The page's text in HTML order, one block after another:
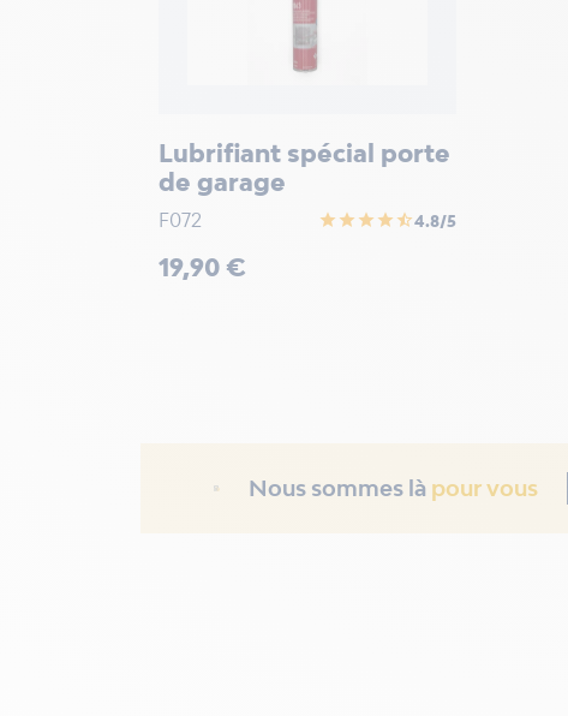
Lubrifiant spécial porte
de garage
F072 star star star star star_half4.8/5
Prix
19,90 €
Nous sommes là pour vous